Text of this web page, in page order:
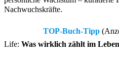
Nachwuchskräfte.
TOP-Buch-Tipp
Life: Was wirklich zählt im Leben